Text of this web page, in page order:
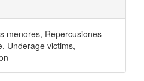
menores, Repercusiones
Underage victims,